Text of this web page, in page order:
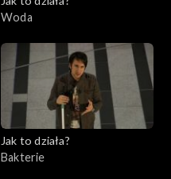
Woda
Jak to działa?
Bakterie